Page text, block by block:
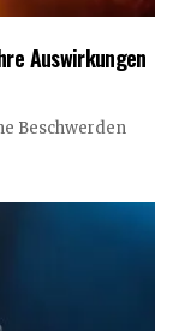
Auswirkungen
Beschwerden